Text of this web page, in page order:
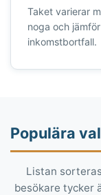
Taket varierar
noga och
inkomstbortfall.
Populära
Listan
besökare tycker